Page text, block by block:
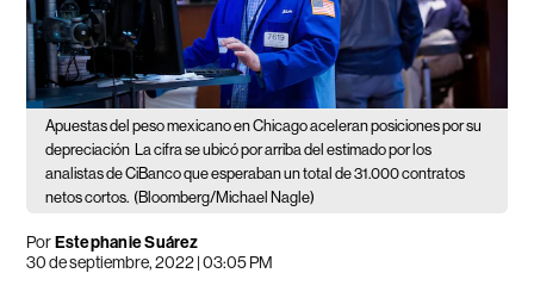
Apuestas del peso mexicano en Chicago aceleran posiciones por su
depreciación La cifra se ubicó por arriba del estimado por los
analistas de CiBanco que esperaban un total de 31.000 contratos
netos cortos. (Bloomberg/Michael Nagle)
PorEstephanie Suárez
30 de septiembre, 2022 | 03:05 PM